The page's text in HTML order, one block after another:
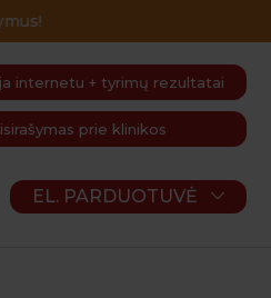
internetu + tyrimų rezultatai
prie klinikos
EL. PARDUOTUVĖ